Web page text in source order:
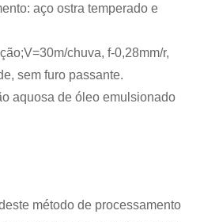
aço ostra temperado e
chuva, f-0,28mm/r,
sem furo passante.
aquosa de óleo emulsionado
método de processamento